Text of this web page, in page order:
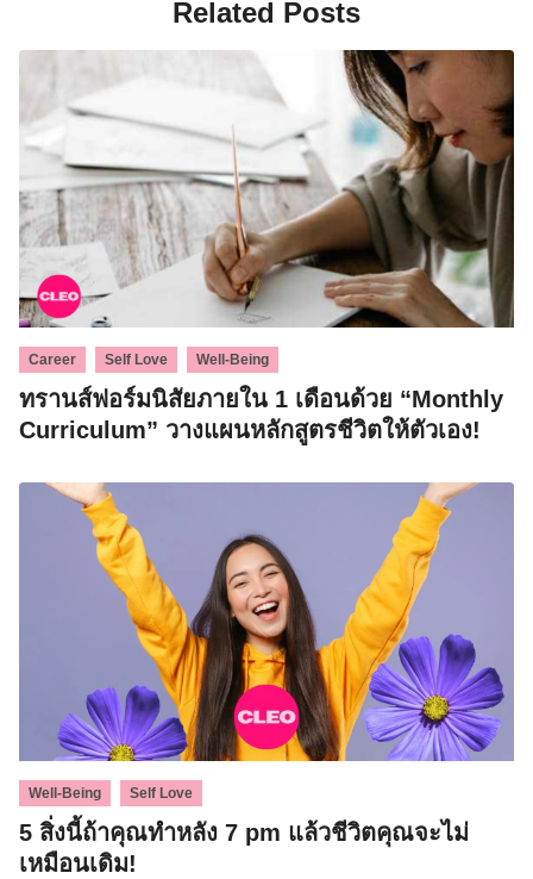
Search
for:
Related Posts
Career Self Love Well-Being
ทรานส์ฟอร์มนิสัยภายใน 1 เดือนด้วย “Monthly
Curriculum” วางแผนหลักสูตรชีวิตให้ตัวเอง!
Well-Being Self Love
5 สิ่งนี้ถ้าคุณทำหลัง 7 pm แล้วชีวิตคุณจะไม่
เหมือนเดิม!